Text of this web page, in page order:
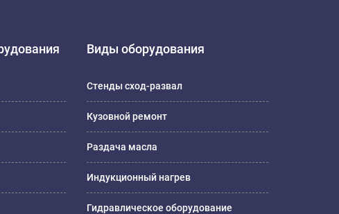
Виды оборудования
Стенды сход-развал
Кузовной ремонт
Раздача масла
Индукционный нагрев
Гидравлическое оборудование